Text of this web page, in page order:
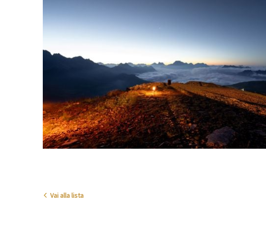
Vai alla lista